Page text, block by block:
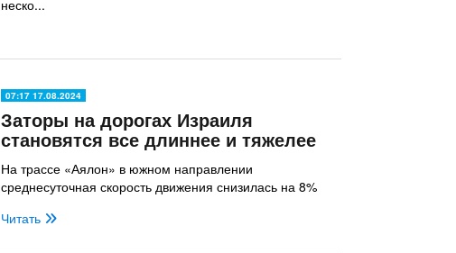
неско...
07:17 17.08.2024
Заторы на дорогах Израиля
становятся все длиннее и тяжелее
На трассе «Аялон» в южном направлении
среднесуточная скорость движения снизилась на 8%
Читать